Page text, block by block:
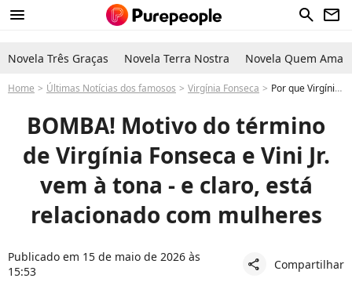
menu search newsletter
Novela Três Graças Novela Terra Nostra Novela Quem Ama
Home Últimas Notícias dos famosos Virgínia Fonseca Por que Virgínia Fonseca e Vini Jr. terminaram? Leo Dias expõe real motivo
BOMBA! Motivo do término
de Virgínia Fonseca e Vini Jr.
vem à tona - e claro, está
relacionado com mulheres
Publicado em 15 de maio de 2026 às
15:53
share Compartilhar